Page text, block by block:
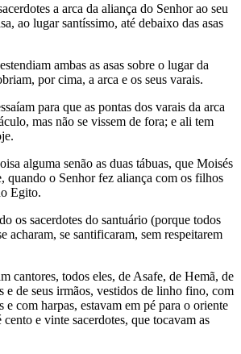
a arca da aliança do Senhor ao seu
ao lugar santíssimo, até debaixo das asas
ambas as asas sobre o lugar da
por cima, a arca e os seus varais.
para que as pontas dos varais da arca
mas não se vissem de fora; e ali tem
alguma senão as duas tábuas, que Moisés
quando o Senhor fez aliança com os filhos
Egito.
os sacerdotes do santuário (porque todos
acharam, se santificaram, sem respeitarem
cantores, todos eles, de Asafe, de Hemã, de
e de seus irmãos, vestidos de linho fino, com
e com harpas, estavam em pé para o oriente
e vinte sacerdotes, que tocavam as